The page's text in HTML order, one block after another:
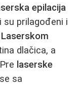
epilacija
su prilagođeni i
Laserskom
dlačica, a
laserske
sa